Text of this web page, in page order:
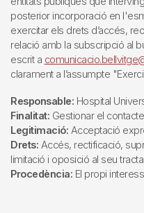
posterior incorporació en
exercitar els drets d’accés,
relació amb la subscripció al
escrit a
clarament a l’assumpte
Responsable: Hospital
Finalitat: Gestionar el
Legitimació: Acceptació
Drets: Accés, rectificació,
limitació i oposició al seu
Procedència: El propi